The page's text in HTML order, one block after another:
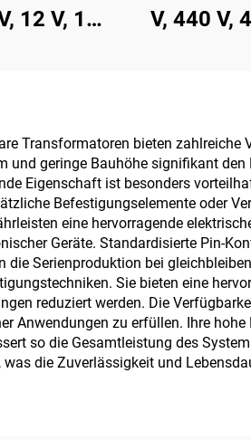
12 V, 18
V, 440 V,
Transformatoren bieten
und geringe Bauhöhe signifikant
Eigenschaft ist besonders
Befestigungselemente oder
eine hervorragende
Geräte. Standardisierte Pin-
die Serienproduktion bei
Sie bieten eine
reduziert werden. Die
Anwendungen zu erfüllen. Ihre
so die Gesamtleistung des
die Zuverlässigkeit und